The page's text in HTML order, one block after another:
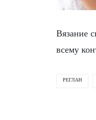
Вязание
всему
РЕГЛАН